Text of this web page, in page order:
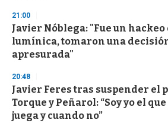
21:00
Javier Nóblega: "Fue un hackeo
lumínica, tomaron una
apresurada"
20:48
Javier Feres tras suspender el
Torque y Peñarol: “Soy yo el
juega y cuando no”